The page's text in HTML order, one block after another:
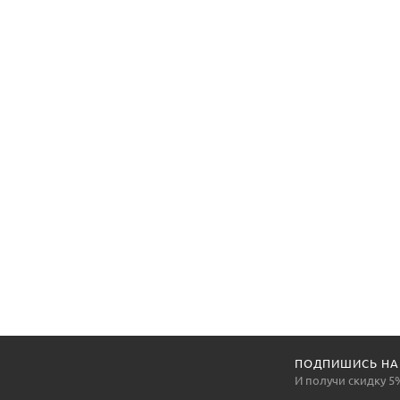
ПОДПИШИСЬ НА
И получи скидку